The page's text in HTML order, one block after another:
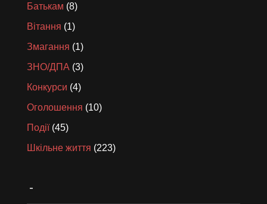
Батькам (8)
Вітання (1)
Змагання (1)
ЗНО/ДПА (3)
Конкурси (4)
Оголошення (10)
Події(45)
Шкільне життя (223)